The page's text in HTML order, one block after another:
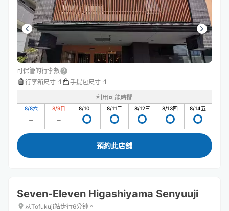
可保管的行李數
行李箱尺寸 :1 手提包尺寸 :1
利用可能時間
8/8六 8/9日 8/10一 8/11二 8/12三 8/13四 8/14五
預約此店舖
Seven-Eleven Higashiyama Senyuuji
从Tofukuji站步行6分钟。